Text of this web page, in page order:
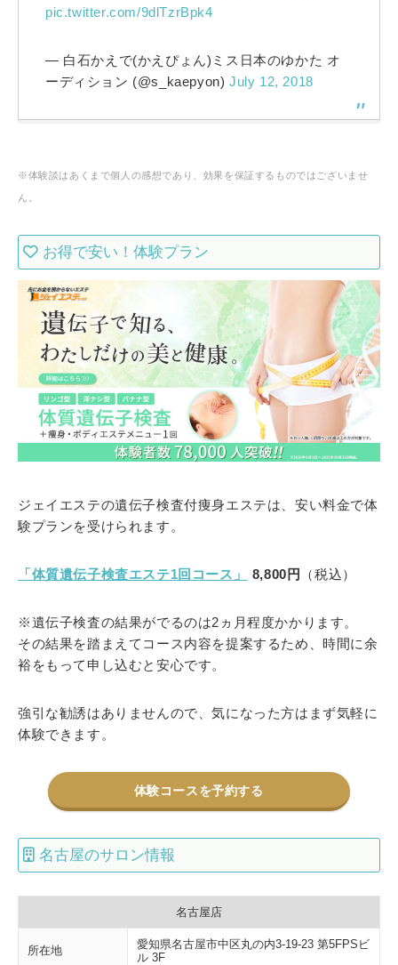
pic.twitter.com/9dlTzrBpk4
— 白石かえで(かえぴょん)ミス日本のゆかた オ
ーディション (@s_kaepyon) July 12, 2018
※体験談はあくまで個人の感想であり、効果を保証するものではございませ
ん。
お得で安い！体験プラン
ジェイエステの遺伝子検査付痩身エステは、安い料金で体
験プランを受けられます。
「体質遺伝子検査エステ1回コース」 8,800円 （税込）
※遺伝子検査の結果がでるのは2ヵ月程度かかります。
その結果を踏まえてコース内容を提案するため、時間に余
裕をもって申し込むと安心です。
強引な勧誘はありませんので、気になった方はまず気軽に
体験できます。
体験コースを予約する
名古屋のサロン情報
名古屋店
所在地
愛知県名古屋市中区丸の内3-19-23 第5FPSビ
ル 3F